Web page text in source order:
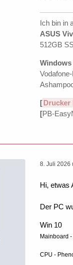
Ich bin in
ASUS
512GB
Windows
[Drucker
[PB-
8. Juli 2026
Hi, etwas
Der PC
Win 10
Mainboard
CPU -